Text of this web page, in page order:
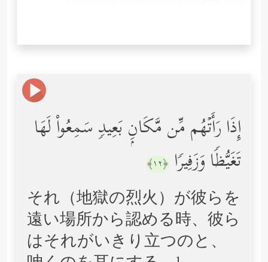
إِذَا رَأَتۡهُم مِّن مَّكَانِۭ بَعِیدࣲ سَمِعُواْ لَهَا
تَغَیُّظࣰا وَزَفِیرࣰا ﴿١٢﴾
それ（地獄の烈火）が彼らを
遠い場所から認める時、彼ら
はそれがいきり立つのと、